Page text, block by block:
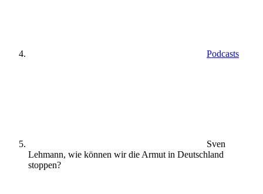
Podcasts
Sven
Lehmann, wie können wir die Armut in Deutschland
stoppen?